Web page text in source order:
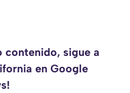
contenido, sigue a
en Google